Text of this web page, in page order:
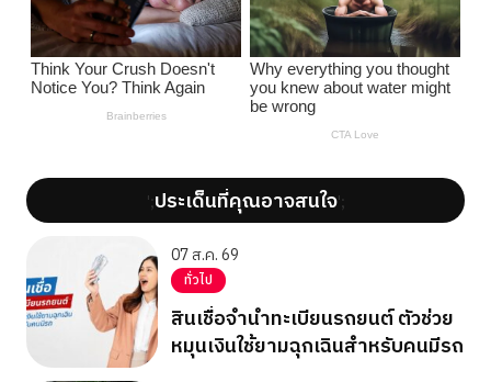
';ประเด็นที่คุณอาจสนใจ';
07 ส.ค. 69
ทั่วไป
สินเชื่อจำนำทะเบียนรถยนต์ ตัวช่วย
หมุนเงินใช้ยามฉุกเฉินสำหรับคนมีรถ